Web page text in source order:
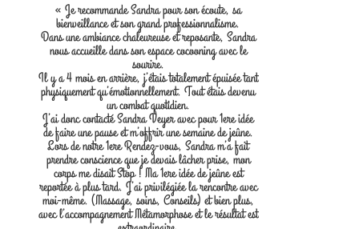
« Je recommande Sandra pour son écoute, sa
bienveillance et son grand professionnalisme.
Dans une ambiance chaleureuse et reposante, Sandra
nous accueille dans son espace cocooning avec le
sourire.
Il y a 4 mois en arrière, j’étais totalement épuisée tant
physiquement qu’émotionnellement. Tout étais devenu
un combat quotidien.
J’ai donc contacté Sandra Veyer avec pour 1ere idée
de faire une pause et m’offrir une semaine de jeûne.
Lors de notre 1ere Rendez-vous, Sandra m’a fait
prendre conscience que je devais lâcher prise, mon
corps me disait Stop ! Ma 1ere idée de jeûne est
reportée à plus tard. J’ai privilégiée la rencontre avec
moi-même. (Massage, soins, Conseils) et bien plus,
avec l’accompagnement Métamorphose et le résultat est